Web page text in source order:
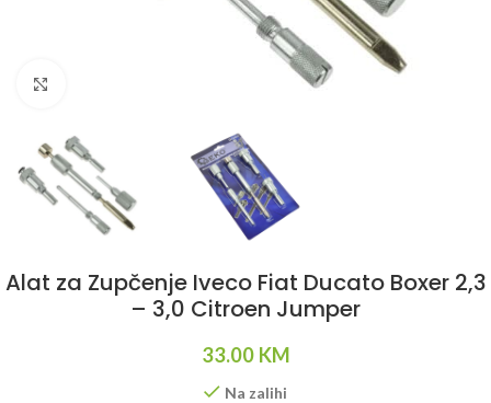
Alat za Zupčenje Iveco Fiat Ducato Boxer 2,3
– 3,0 Citroen Jumper
33.00 KM
Na zalihi